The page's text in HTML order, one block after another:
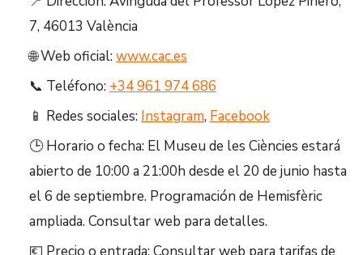
7, 46013 València
🌐 Web oficial:www.cac.es
📞 Teléfono: +34 961 974 686
📱 Redes sociales: Instagram, Facebook
🕒 Horario o fecha: El Museu de les Ciències estará
abierto de 10:00 a 21:00h desde el 20 de junio hasta
el 6 de septiembre. Programación de Hemisfèric
ampliada. Consultar web para detalles.